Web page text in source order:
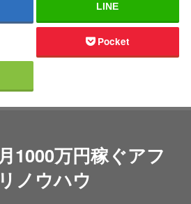
LINE
Pocket
1000万円稼ぐアフ
ノウハウ